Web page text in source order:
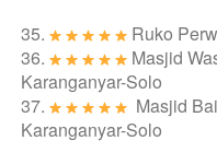
35.
Ruko
36.
Masjid
Karanganyar-Solo
37.
Masjid
Karanganyar-Solo